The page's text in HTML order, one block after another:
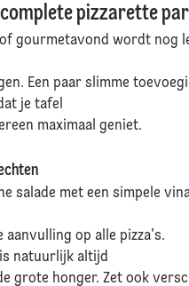
complete pizzarette
gourmetavond wordt nog
Een paar slimme
je tafel
maximaal geniet.
salade met een simpele
aanvulling op alle pizza's.
natuurlijk altijd
grote honger. Zet ook